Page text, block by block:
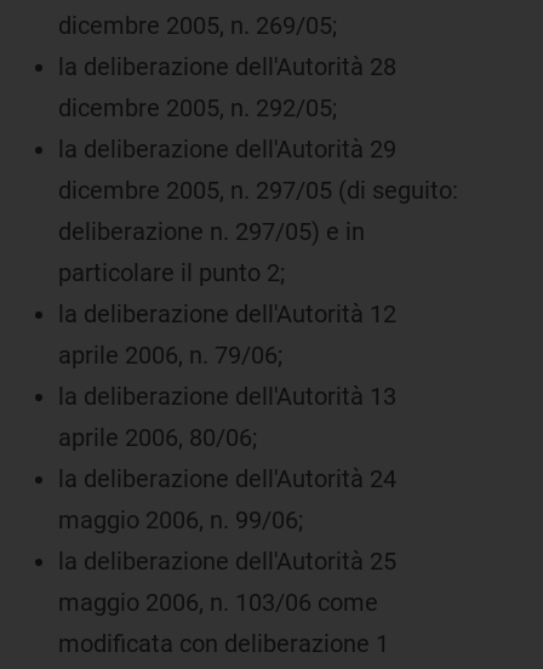
dicembre 2005, n. 269/05;
la deliberazione dell'Autorità 28
dicembre 2005, n. 292/05;
la deliberazione dell'Autorità 29
dicembre 2005, n. 297/05 (di seguito:
deliberazione n. 297/05) e in
particolare il punto 2;
la deliberazione dell'Autorità 12
aprile 2006, n. 79/06;
la deliberazione dell'Autorità 13
aprile 2006, 80/06;
la deliberazione dell'Autorità 24
maggio 2006, n. 99/06;
la deliberazione dell'Autorità 25
maggio 2006, n. 103/06 come
modificata con deliberazione 1